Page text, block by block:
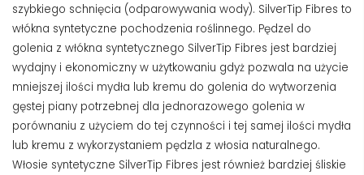
szybkiego schnięcia (odparowywania wody). SilverTip Fibres to
włókna syntetyczne pochodzenia roślinnego. Pędzel do
golenia z włókna syntetycznego SilverTip Fibres jest bardziej
wydajny i ekonomiczny w użytkowaniu gdyż pozwala na użycie
mniejszej ilości mydła lub kremu do golenia do wytworzenia
gęstej piany potrzebnej dla jednorazowego golenia w
porównaniu z użyciem do tej czynności i tej samej ilości mydła
lub kremu z wykorzystaniem pędzla z włosia naturalnego.
Włosie syntetyczne SilverTip Fibres jest również bardziej śliskie